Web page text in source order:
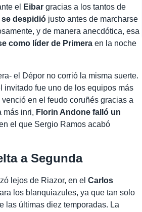
el
Eibar gracias a los tantos de
se despidió justo antes de marcharse
y de manera anecdótica, esa
como líder de Primera en la noche
el Dépor no corrió la misma suerte.
invitado fue uno de los equipos más
venció en el feudo coruñés gracias a
más inri, Florin Andone falló un
el que Sergio Ramos acabó
a Segunda
lejos de Riazor, en elCarlos
los blanquiazules, ya que tan solo
las últimas diez temporadas. La